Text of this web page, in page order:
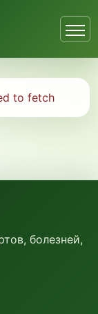
to fetch
болезней,